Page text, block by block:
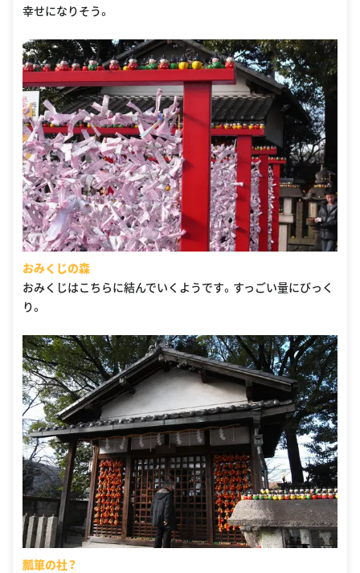
幸せになりそう。
おみくじの森
おみくじはこちらに結んでいくようです。すっごい量にびっく
り。
瓢箪の社？